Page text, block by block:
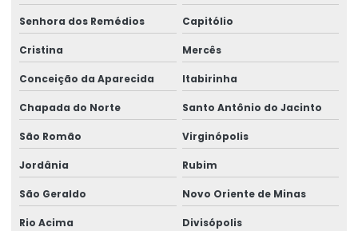
Senhora dos Remédios Capitólio
Cristina Mercês
Conceição da Aparecida Itabirinha
Chapada do Norte Santo Antônio do Jacinto
São Romão Virginópolis
Jordânia Rubim
São Geraldo Novo Oriente de Minas
Rio Acima Divisópolis